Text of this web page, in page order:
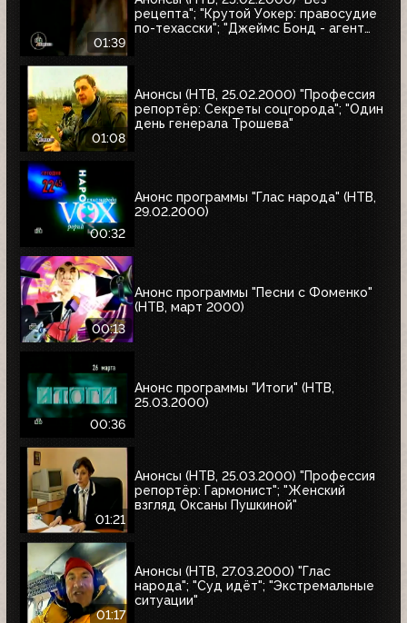
01:39
рецепта"; "Крутой Уокер: правосудие
по-техасски"; "Джеймс Бонд - агент
01:08
Анонсы (НТВ, 25.02.2000) "Профессия
репортёр: Секреты соцгорода"; "Один
день генерала Трошева"
00:32
Анонс программы "Глас народа" (НТВ,
29.02.2000)
00:13
Анонс программы "Песни с Фоменко"
(НТВ, март 2000)
00:36
Анонс программы "Итоги" (НТВ,
25.03.2000)
01:21
Анонсы (НТВ, 25.03.2000) "Профессия
репортёр: Гармонист"; "Женский
взгляд Оксаны Пушкиной"
01:17
Анонсы (НТВ, 27.03.2000) "Глас
народа"; "Суд идёт"; "Экстремальные
ситуации"